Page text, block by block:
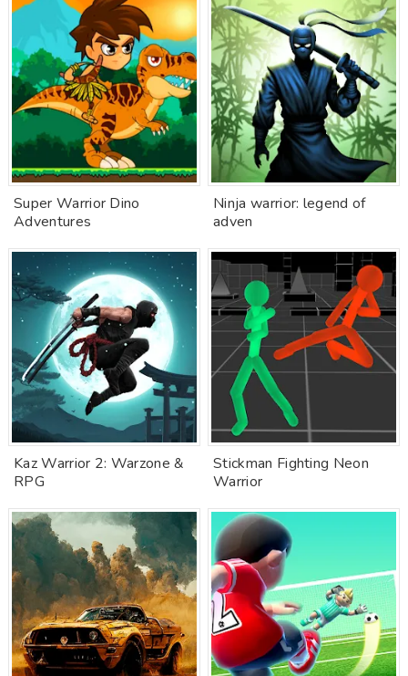
Super Warrior Dino
Adventures
Ninja warrior: legend of
adven
Kaz Warrior 2: Warzone &
RPG
Stickman Fighting Neon
Warrior